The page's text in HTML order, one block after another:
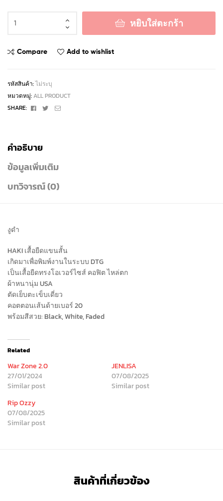
หยิบใส่ตะกร้า
Compare Add to wishlist
รหัสสินค้า:ไม่ระบุ
หมวดหมู่:ALL PRODUCT
SHARE:
Facebook
TwitterEmail
คำอธิบาย
ข้อมูลเพิ่มเติม
บทวิจารณ์ (0)
งูดำ
HAKI เสื้อยืดแขนสั้น
เกิดมาเพื่อพิมพ์งานในระบบ DTG
เป็นเสื้อยืดทรงโอเวอร์ไซส์ คอฟิต ไหล่ตก
ผ้าหนานุ่ม USA
ตัดเย็บตะเข็บเดี่ยว
คอตตอนเส้นด้ายเบอร์ 20
พร้อมสีสวย: Black, White, Faded
Related
War Zone 2.0
27/01/2024
Similar post
JENLISA
07/08/2025
Similar post
Rip Ozzy
07/08/2025
Similar post
สินค้าที่เกี่ยวข้อง